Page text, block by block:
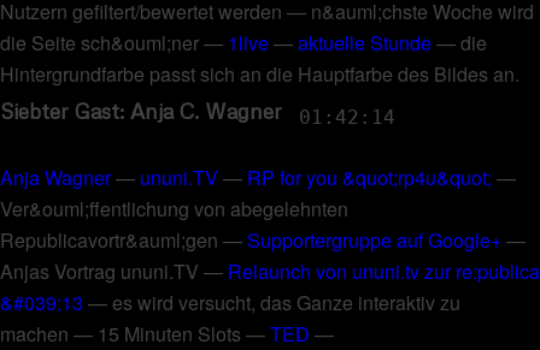
Nutzern gefiltert/bewertet werden — n&auml;chste Woche wird
die Seite sch&ouml;ner— 1live—aktuelle Stunde—die
Hintergrundfarbe passt sich an die Hauptfarbe des Bildes an.
Siebter Gast: Anja C. Wagner 01:42:14
Anja Wagner— ununi.TV— RP for you &quot;rp4u&quot; —
Ver&ouml;ffentlichung von abegelehnten
Republicavortr&auml;gen —Supportergruppe auf Google+—
Anjas Vortrag ununi.TV — Relaunch von ununi.tv zur re:publica
&#039;13 — es wird versucht, das Ganze interaktiv zu
machen — 15 Minuten Slots —TED —